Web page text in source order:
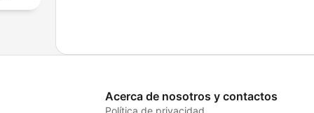
Acerca de nosotros y contactos
Política de privacidad